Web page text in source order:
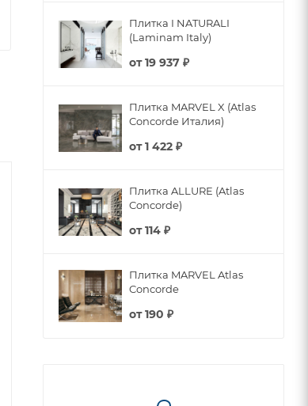
Плитка I NATURALI
(Laminam Italy)
от19 937 ₽
Плитка MARVEL X (Atlas
Concorde Италия)
от1 422 ₽
Плитка ALLURE (Atlas
Concorde)
от114 ₽
Плитка MARVEL Atlas
Concorde
от190 ₽